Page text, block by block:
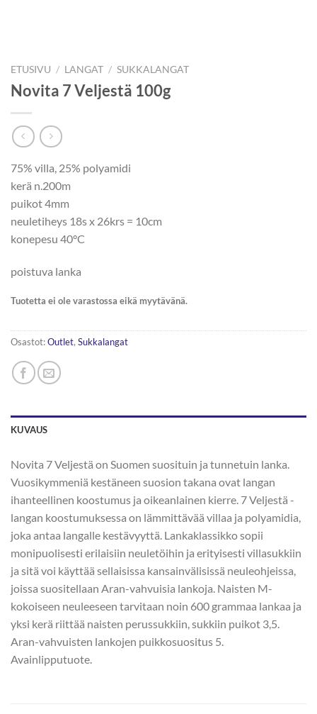
ETUSIVU / LANGAT / SUKKALANGAT
Novita 7 Veljestä 100g
75% villa, 25% polyamidi
kerä n.200m
puikot 4mm
neuletiheys 18s x 26krs = 10cm
konepesu 40°C
poistuva lanka
Tuotetta ei ole varastossa eikä myytävänä.
Osastot:Outlet, Sukkalangat
KUVAUS
Novita 7 Veljestä on Suomen suosituin ja tunnetuin lanka.
Vuosikymmeniä kestäneen suosion takana ovat langan
ihanteellinen koostumus ja oikeanlainen kierre. 7 Veljestä -
langan koostumuksessa on lämmittävää villaa ja polyamidia,
joka antaa langalle kestävyyttä. Lankaklassikko sopii
monipuolisesti erilaisiin neuletöihin ja erityisesti villasukkiin
ja sitä voi käyttää sellaisissa kansainvälisissä neuleohjeissa,
joissa suositellaan Aran-vahvuisia lankoja. Naisten M-
kokoiseen neuleeseen tarvitaan noin 600 grammaa lankaa ja
yksi kerä riittää naisten perussukkiin, sukkiin puikot 3,5.
Aran-vahvuisten lankojen puikkosuositus 5.
Avainlipputuote.